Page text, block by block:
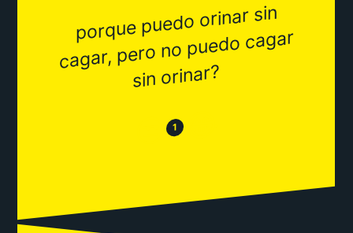
porque puedo orinar sin
cagar, pero no puedo cagar
sin orinar?
😒 1 😂